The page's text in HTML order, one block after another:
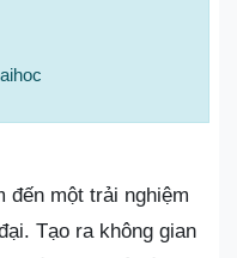
đến một trải nghiệm
Tạo ra không gian